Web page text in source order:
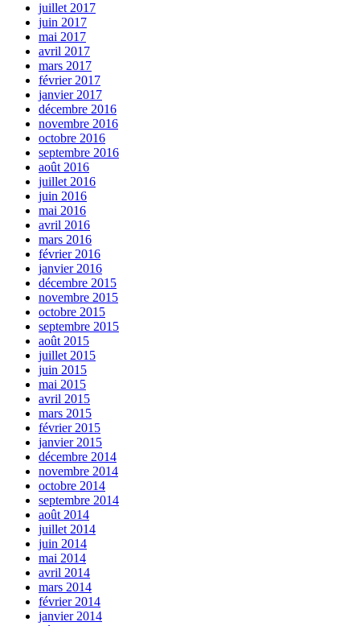
juillet 2017
juin 2017
mai 2017
avril 2017
mars 2017
février 2017
janvier 2017
décembre 2016
novembre 2016
octobre 2016
septembre 2016
août 2016
juillet 2016
juin 2016
mai 2016
avril 2016
mars 2016
février 2016
janvier 2016
décembre 2015
novembre 2015
octobre 2015
septembre 2015
août 2015
juillet 2015
juin 2015
mai 2015
avril 2015
mars 2015
février 2015
janvier 2015
décembre 2014
novembre 2014
octobre 2014
septembre 2014
août 2014
juillet 2014
juin 2014
mai 2014
avril 2014
mars 2014
février 2014
janvier 2014